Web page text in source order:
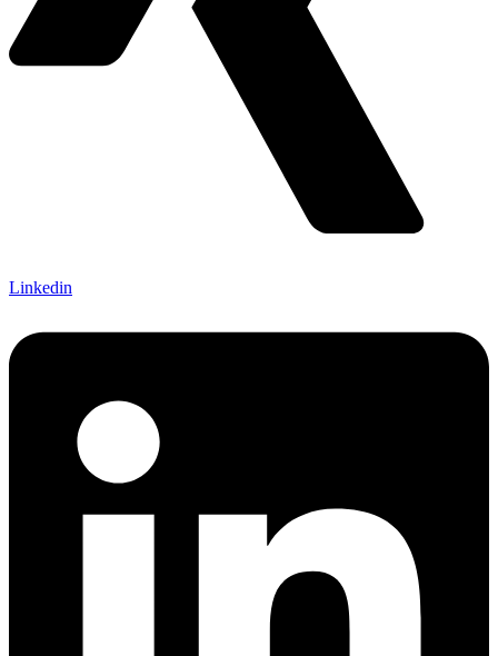
Linkedin